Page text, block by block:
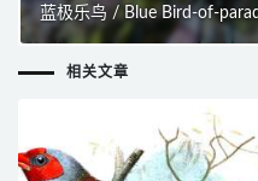
蓝极乐鸟 / Blue Bird-of-
相关文章